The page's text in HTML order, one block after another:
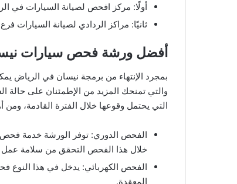
أولًا: مركز افحص لصيانة السيارات في
ثانيًا: مراكز الردادي لصيانة السيارات
أفضل ورشة فحص سيارات
بمجرد الإنتهاء من برمجة نيسان في
والتي تمنحك المزيد من الإطمئنان على حالة
التي يحتمل وقوعها خلال الفترة القادمة،
الفحص الدوري: توفر الورشة خدمة
خلال هذا الفحص التحقق من سلامة عمل
الفحص الكهربائي: يدخل في هذا النوع
المعقدة.